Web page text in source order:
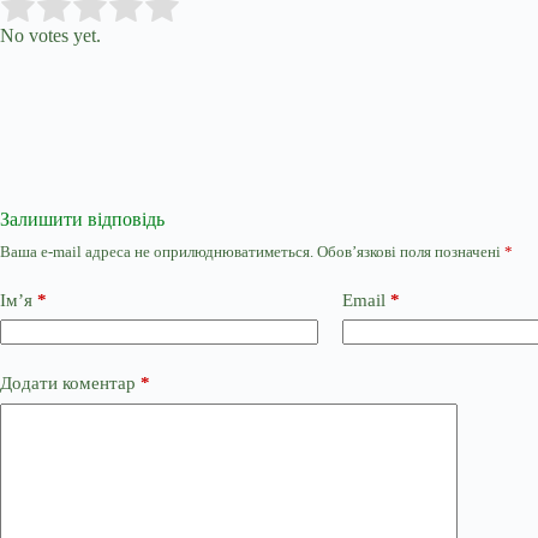
Rate this item:
No votes yet.
Залишити відповідь
Ваша e-mail адреса не оприлюднюватиметься. Обов’язкові поля позначені *
Ім’я * Email *
Додати коментар *